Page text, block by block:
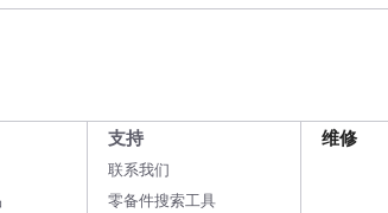
支持
联系我们
零备件搜索工具
维修